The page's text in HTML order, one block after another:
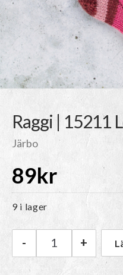
Raggi | 15211
Järbo
89kr
9 i lager
Järbo Raggi |
- +